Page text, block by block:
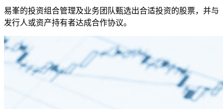
易峯的投资组合管理及业务团队甄选出合适投资的股票，并与
发行人或资产持有者达成合作协议。